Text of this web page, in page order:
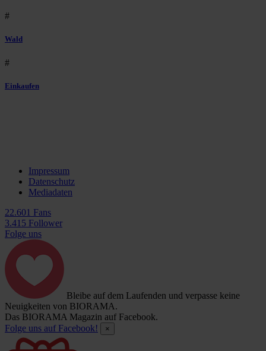
#
Wald
#
Einkaufen
Impressum
Datenschutz
Mediadaten
22.601 Fans
3.415 Follower
Folge uns
Bleibe auf dem Laufenden und verpasse keine
Neuigkeiten von BIORAMA.
Das BIORAMA Magazin auf Facebook.
Folge uns auf Facebook!
×